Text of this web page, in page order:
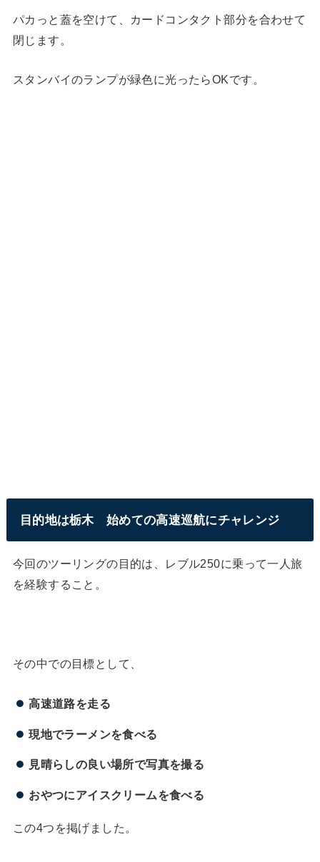
パカっと蓋を空けて、カードコンタクト部分を合わせて
閉じます。
スタンバイのランプが緑色に光ったらOKです。
目的地は栃木 始めての高速巡航にチャレンジ
今回のツーリングの目的は、レブル250に乗って一人旅
を経験すること。
その中での目標として、
高速道路を走る
現地でラーメンを食べる
見晴らしの良い場所で写真を撮る
おやつにアイスクリームを食べる
この4つを掲げました。